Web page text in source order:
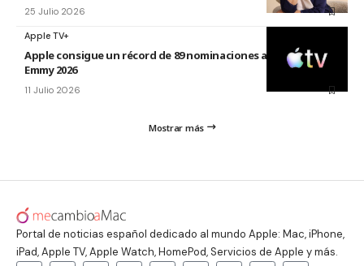
25 Julio 2026
Apple TV+
Apple consigue un récord de 89 nominaciones a los premios
Emmy 2026
11 Julio 2026
Mostrar más
Portal de noticias español dedicado al mundo Apple: Mac, iPhone,
iPad, Apple TV, Apple Watch, HomePod, Servicios de Apple y más.